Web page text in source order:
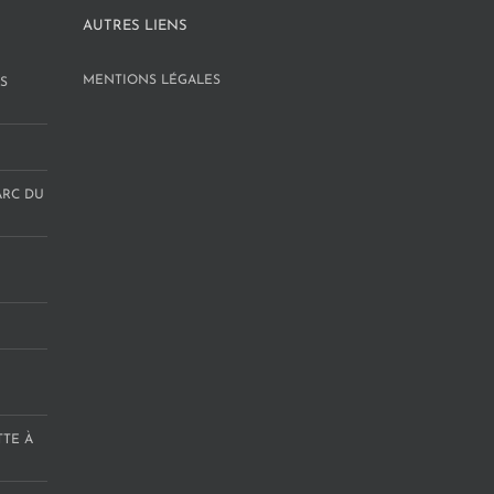
DU
À
AUTRES LIENS
MENTIONS LÉGALES